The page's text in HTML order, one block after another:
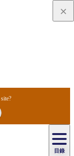
site?
目錄